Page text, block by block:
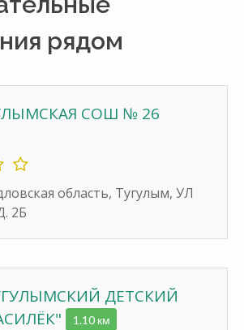
рядом
СОШ № 26
область, Тугулым, УЛ
2Б
ДЕТСКИЙ
1.10 км